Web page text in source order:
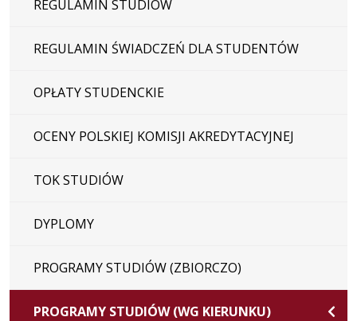
REGULAMIN STUDIÓW
REGULAMIN ŚWIADCZEŃ DLA STUDENTÓW
OPŁATY STUDENCKIE
OCENY POLSKIEJ KOMISJI AKREDYTACYJNEJ
TOK STUDIÓW
DYPLOMY
PROGRAMY STUDIÓW (ZBIORCZO)
PROGRAMY STUDIÓW (WG KIERUNKU)